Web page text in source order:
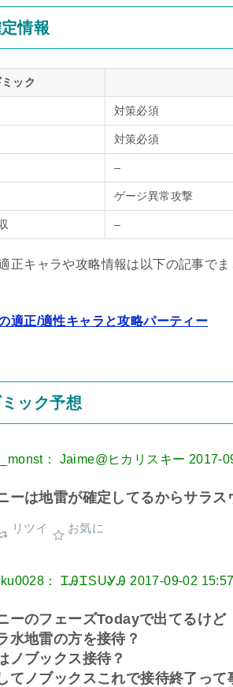
情報
ック
対策必須
対策必須
–
ゲージ異常攻撃
–
正キャラや攻略情報は以下の記事でま
適正/適性キャラと攻略パーティー
ック予想
： Jaime@ヒカリスキー 2017-
ーは地雷が確定してるからサラス
リツイ お気に
： ᏆᎯᏆЅUᎽᎯ 2017-09-02 15:57
ーのフェーズTodayで出てるけど
水地雷の方を接待？
ノブックス接待？
てノブックスこれで接待終了って